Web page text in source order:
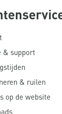
& support
& ruilen
op de website